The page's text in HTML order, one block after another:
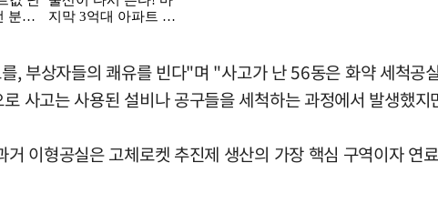
, 부상자들의 쾌유를 빈다"며 "사고가 난 56동은 화약 세척공
사고는 사용된 설비나 공구들을 세척하는 과정에서 발생했
이형공실은 고체로켓 추진제 생산의 가장 핵심 구역이자 연